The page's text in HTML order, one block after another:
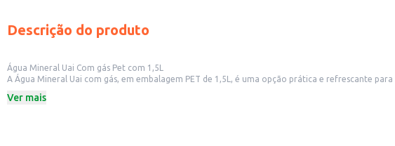
Descrição do produto
Água Mineral Uai Com gás Pet com 1,5L
A Água Mineral Uai com gás, em embalagem PET de 1,5L, é uma opção prática e refrescante para diversas ocasiões. Sua embalagem facilita o transporte e armazenamento, sendo ideal
Dicas de uso:
Ver mais